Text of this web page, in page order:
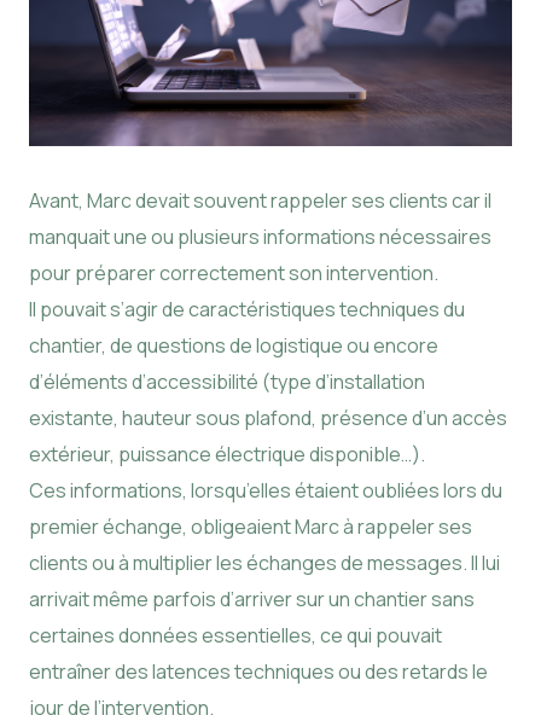
Avant, Marc devait souvent rappeler ses clients car il
manquait une ou plusieurs informations nécessaires
pour préparer correctement son intervention.
Il pouvait s’agir de caractéristiques techniques du
chantier, de questions de logistique ou encore
d’éléments d’accessibilité (type d’installation
existante, hauteur sous plafond, présence d’un accès
extérieur, puissance électrique disponible…).
Ces informations, lorsqu’elles étaient oubliées lors du
premier échange, obligeaient Marc à rappeler ses
clients ou à multiplier les échanges de messages. Il lui
arrivait même parfois d’arriver sur un chantier sans
certaines données essentielles, ce qui pouvait
entraîner des latences techniques ou des retards le
jour de l’intervention.